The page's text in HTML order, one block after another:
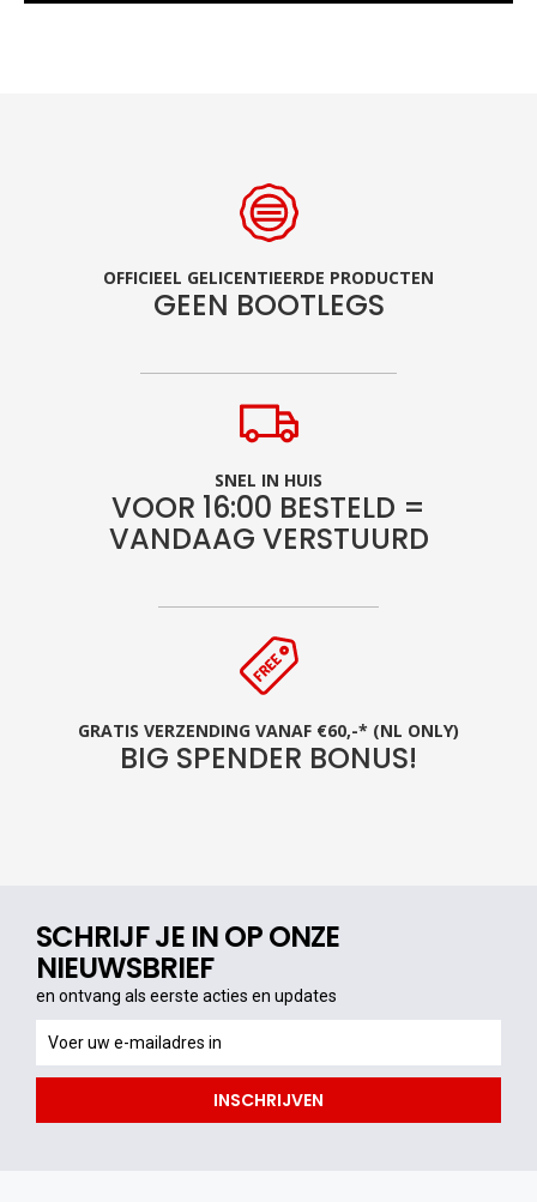
OFFICIEEL GELICENTIEERDE PRODUCTEN
GEEN BOOTLEGS
SNEL IN HUIS
VOOR 16:00 BESTELD =
VANDAAG VERSTUURD
GRATIS VERZENDING VANAF €60,-* (NL ONLY)
BIG SPENDER BONUS!
SCHRIJF JE IN OP ONZE
NIEUWSBRIEF
en ontvang als eerste acties en updates
ontvang
als
acties
INSCHRIJVEN